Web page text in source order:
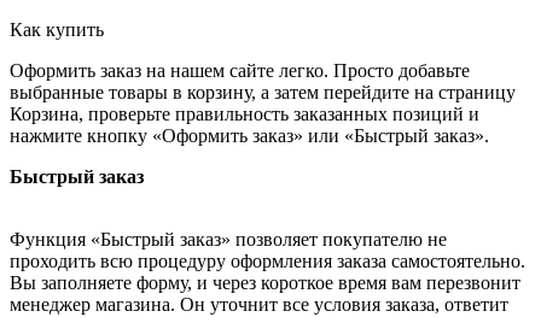
Как купить
Оформить заказ на нашем сайте легко. Просто добавьте
выбранные товары в корзину, а затем перейдите на страницу
Корзина, проверьте правильность заказанных позиций и
нажмите кнопку «Оформить заказ» или «Быстрый заказ».
Быстрый заказ
Функция «Быстрый заказ» позволяет покупателю не
проходить всю процедуру оформления заказа самостоятельно.
Вы заполняете форму, и через короткое время вам перезвонит
менеджер магазина. Он уточнит все условия заказа, ответит